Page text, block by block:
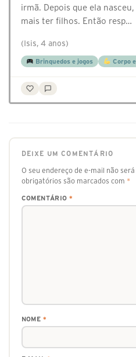
irmã. Depois que ela
mais ter filhos. Então resp…
(Isis, 4 anos)
Brinquedos e jogos Corpo
DEIXE UM COMENTÁRIO
O seu endereço de e-mail não
obrigatórios são marcados com *
COMENTÁRIO *
NOME *